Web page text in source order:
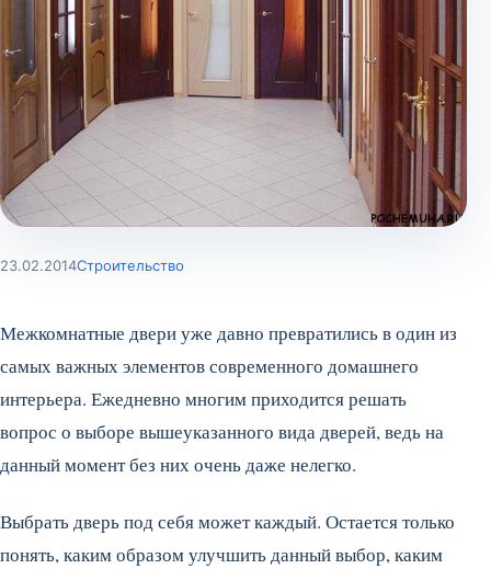
23.02.2014Строительство
Межкомнатные двери уже давно превратились в один из
самых важных элементов современного домашнего
интерьера. Ежедневно многим приходится решать
вопрос о выборе вышеуказанного вида дверей, ведь на
данный момент без них очень даже нелегко.
Выбрать дверь под себя может каждый. Остается только
понять, каким образом улучшить данный выбор, каким